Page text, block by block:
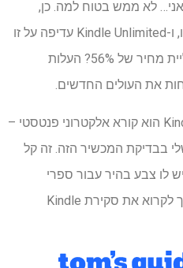
ביותר, עלייה של 56%, ואני… לא ממש בטוח למה. כן,
ספריית קינדל גדולה מזו של קובו, ו-Kindle Unlimited עדיפה על זו
של קובו, אבל האם זה מצדיק עליית מחיר של 56%? העלות
עם זאת, ה- Kindle Colorsoft 2026 הוא קורא אלקטרוני פנטסטי –
בבדיקת המכשיר הזה. זה קל
לו צבע בהיר עבור ספרי
קומיקס. רוצים לגלות עוד? המשך לקרוא את סקירת Kindle